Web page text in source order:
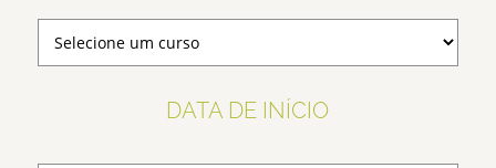
DATA DE INÍCIO